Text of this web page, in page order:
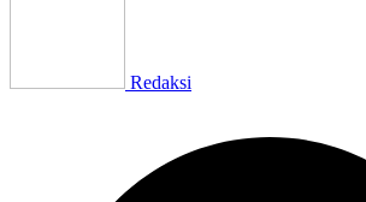
Redaksi